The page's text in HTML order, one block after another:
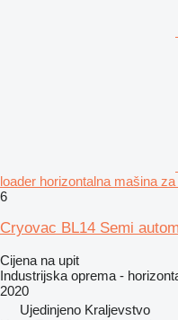
loader horizontalna mašina
6
Cryovac BL14 Semi
Cijena na upit
Industrijska oprema -
2020
Ujedinjeno Kraljevstvo